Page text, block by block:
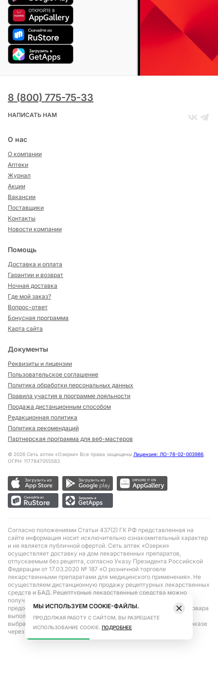
8 (800) 775-75-33
НАПИСАТЬ НАМ
О нас
О компании
Аптеки
Журнал
Акции
Вакансии
Поставщики
Контакты
Новости компании
Помощь
Доставка и оплата
Гарантии и возврат
Ночная доставка
Где мой заказ?
Вопрос-ответ
Бонусная программа
Карта сайта
Документы
Реквизиты и лицензии
Пользовательское соглашение
Политика обработки персональных данных
Правила участия в программе лояльности
Продажа дистанционным способом
Редакционная политика
Политика рекомендаций
Партнерская программа для веб-мастеров
© 2026 Сеть аптек «Озерки» Все права защищены Лицензия: ЛО-78-02-003986,
ОГРН: 1177847055583
Согласно положениями Статьи 437(2) ГК РФ представленная на
сайте информация носит исключительно ознакомительный характер
и не является публичной офертой. Сеть аптек «Озерки»
осуществляет доставку на дом лекарственных препаратов,
отпускаемым без рецепта, согласно Указу Президента Российской
Федерации от 17.03.2020 № 187 «О розничной торговле
лекарственными препаратами для медицинского применения». Не
осуществляем дистанционную продажу рецептурных лекарственных
средств и БАД. Рецептурные лекарственные средства можно
получить только при помощи самовывоза в аптеке при
предоставлении рецепта, выписанного врачом. Бронирование товара
выполняется при условиях последующего выкупа заказа в
выбранном аптечном пункте. Цена действительна только при заказе
через сайт.
МЫ ИСПОЛЬЗУЕМ COOKIE-ФАЙЛЫ.
ПРОДОЛЖАЯ РАБОТУ С САЙТОМ, ВЫ РАЗРЕШАЕТЕ
ИСПОЛЬЗОВАНИЕ COOKIE. ПОДРОБНЕЕ